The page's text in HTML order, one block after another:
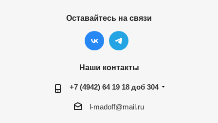
Оставайтесь на связи
Наши контакты
+7 (4942) 64 19 18 доб 304
l-madoff@mail.ru